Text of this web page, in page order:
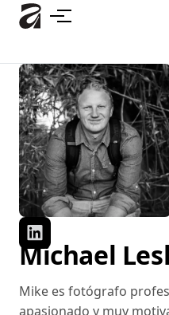
principal
Michael
Mike es fotógrafo
apasionado y muy